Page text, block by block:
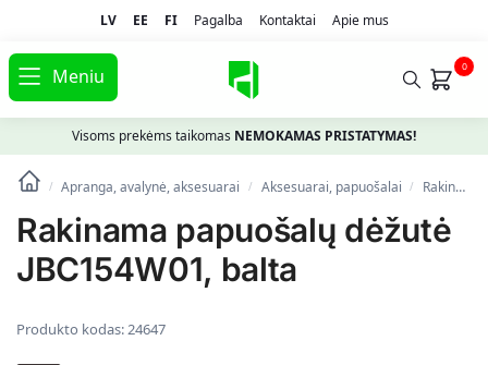
LV EE FI Pagalba Kontaktai Apie mus
Meniu 0
Visoms prekėms taikomas NEMOKAMAS PRISTATYMAS!
/ Apranga, avalynė, aksesuarai / Aksesuarai, papuošalai / Rakinama papuošalų dėžutė JBC154W01, balta
Rakinama papuošalų dėžutė
JBC154W01, balta
Produkto kodas:24647